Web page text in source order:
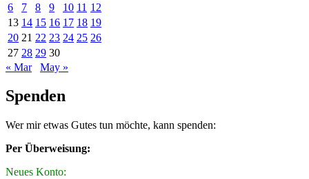
6
7 8 9 10 11 12
13 14 15 16 17 18 19
20 21 22 23 24 25 26
27 28 29 30
« Mar
May »
Spenden
Wer mir etwas Gutes tun möchte, kann spenden:
Per Überweisung:
Neues Konto: